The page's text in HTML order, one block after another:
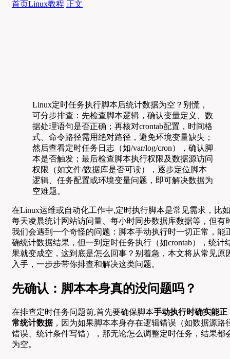
首页Linux教程 正文
Linux定时任务执行脚本后统计数据为空？别慌，
可分步排查：先检查脚本逻辑，确认变量定义、数
据处理语句是否正确；再核对crontab配置，时间格
式、命令路径需用绝对路径，避免环境变量缺失；
然后查看定时任务日志（如/var/log/cron），确认脚
本是否触发；最后检查脚本执行权限及数据源访问
权限（如文件/数据库是否可读），逐步定位脚本
逻辑、任务配置或环境变量问题，即可解决数据为
空难题。
在Linux运维或自动化工作中,定时执行脚本是常见需求，比如
每天凌晨统计网站访问量、每小时同步数据库数据等，但有
我们会遇到一个奇怪的问题：脚本手动执行时一切正常，能
确统计数据结果，但一到定时任务执行（如crontab），统计
果就变成空，这到底是怎么回事？别着急，本文将从常见原
入手，一步步带你排查和解决这类问题。
先确认：脚本本身真的没问题吗？
在排查定时任务问题前,首先要确保脚本手动执行时确实能正
常统计数据，因为如果脚本本身存在逻辑错误（如数据源路
错误、统计条件写错），那无论怎么调整定时任务，结果都
为空。